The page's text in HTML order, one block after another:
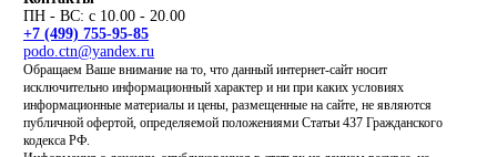
ПН - ВС: с 10.00 - 20.00
+7 (499) 755-95-85
podo.ctn@yandex.ru
Обращаем Ваше внимание на то, что данный интернет-сайт носит
исключительно информационный характер и ни при каких условиях
информационные материалы и цены, размещенные на сайте, не являются
публичной офертой, определяемой положениями Статьи 437 Гражданского
кодекса РФ.